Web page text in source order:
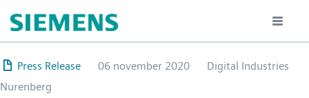
en
naar
de
inhoud
gaan
Press Release 06 november 2020
Digital Industries
Nurenberg